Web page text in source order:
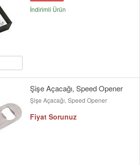
İndirimli Ürün
Şişe Açacağı, Speed Opener
Şişe Açacağı, Speed Opener
Fiyat Sorunuz